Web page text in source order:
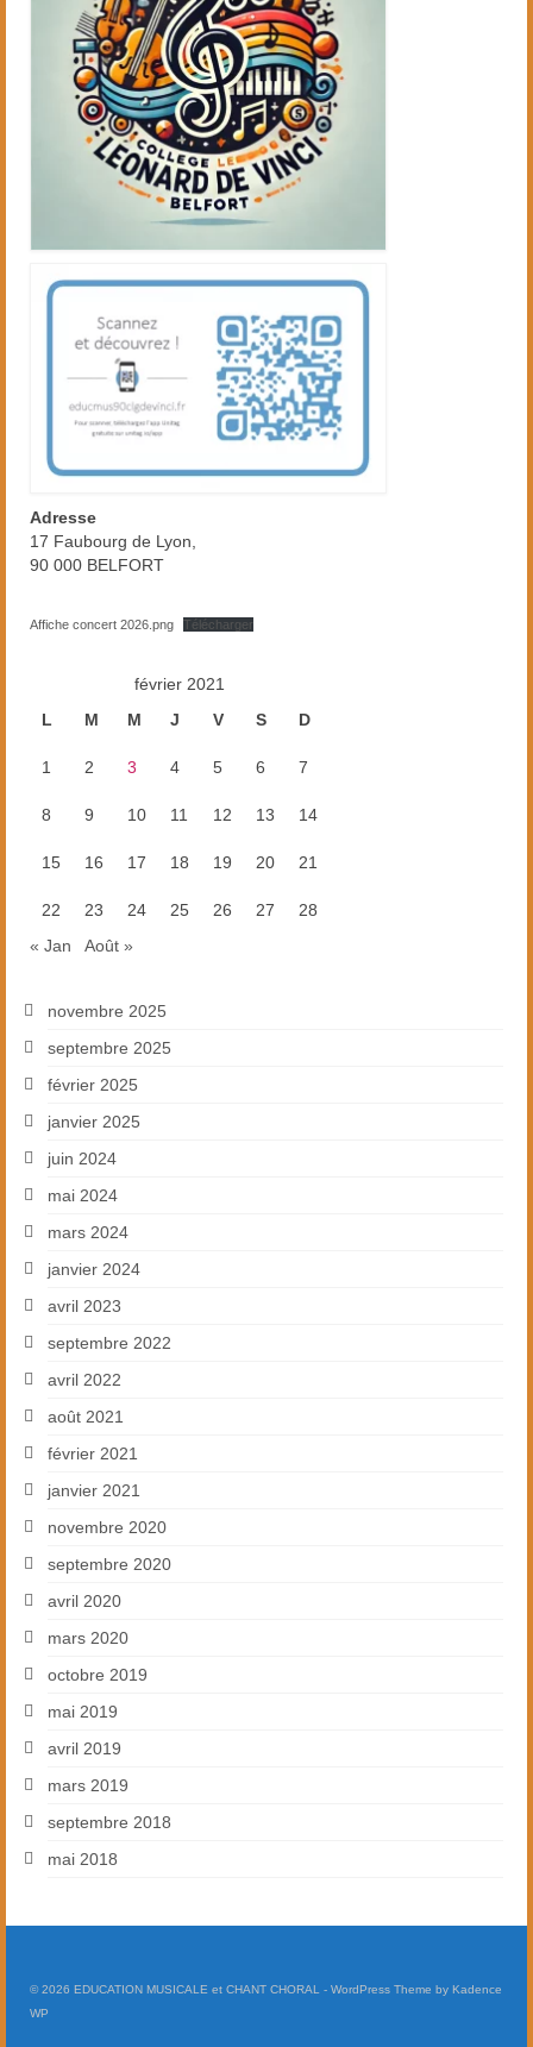
Adresse
17 Faubourg de Lyon,
90 000 BELFORT
Affiche concert 2026.png Télécharger
février 2021
L
M M J V S D
1 2 3 4 5 6 7
8 9 10 11 12 13 14
15 16 17 18 19 20 21
22 23 24 25 26 27
28
« Jan
Août »
novembre 2025
septembre 2025
février 2025
janvier 2025
juin 2024
mai 2024
mars 2024
janvier 2024
avril 2023
septembre 2022
avril 2022
août 2021
février 2021
janvier 2021
novembre 2020
septembre 2020
avril 2020
mars 2020
octobre 2019
mai 2019
avril 2019
mars 2019
septembre 2018
mai 2018
© 2026 EDUCATION MUSICALE et CHANT CHORAL - WordPress Theme by Kadence
WP